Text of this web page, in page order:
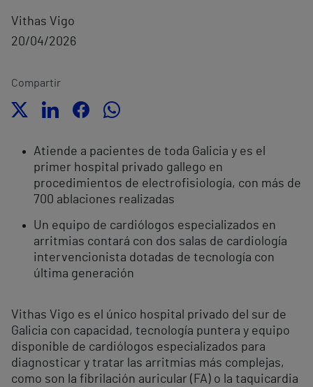
Vithas Vigo
20/04/2026
Compartir
Atiende a pacientes de toda Galicia y es el
primer hospital privado gallego en
procedimientos de electrofisiología, con más de
700 ablaciones realizadas
Un equipo de cardiólogos especializados en
arritmias contará con dos salas de cardiología
intervencionista dotadas de tecnología con
última generación
Vithas Vigo es el único hospital privado del sur de
Galicia con capacidad, tecnología puntera y equipo
disponible de cardiólogos especializados para
diagnosticar y tratar las arritmias más complejas,
como son la fibrilación auricular (FA) o la taquicardia